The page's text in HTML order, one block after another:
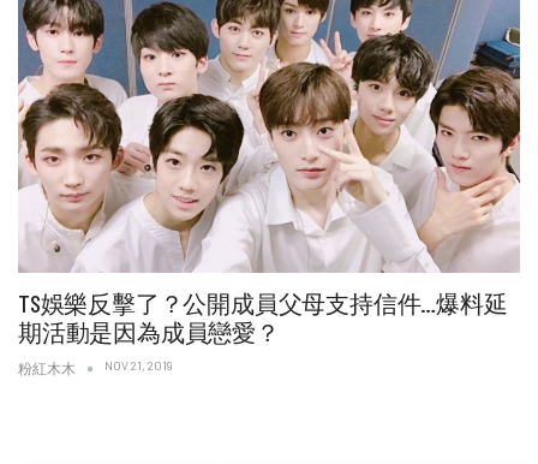
TS娛樂反擊了？公開成員父母支持信件…爆料延
期活動是因為成員戀愛？
粉紅木木 NOV 21, 2019